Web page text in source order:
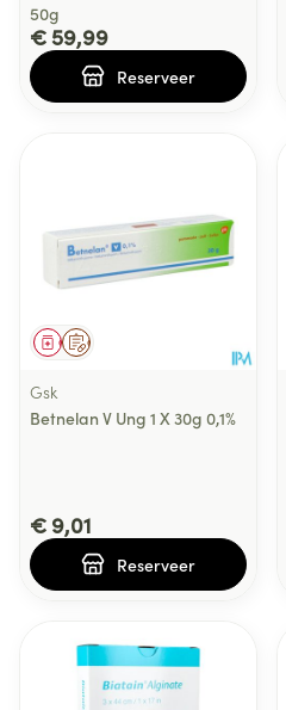
50g
€ 59,99
Reserveer
Op voorschrift
Geneesmiddel
Gsk
Betnelan V Ung 1 X 30g 0,1%
€ 9,01
Reserveer